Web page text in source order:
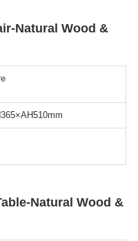
Natural Wood &
Natural Wood &